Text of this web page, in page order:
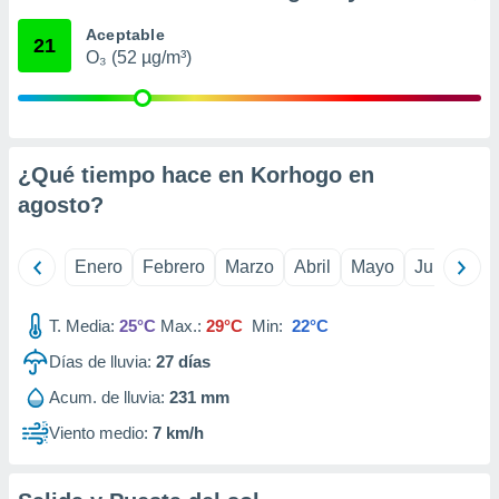
u
en
en
de
un
o acceder
datos
perfiles
21 Aceptable
O₃ (52 µg/m³)
¿Qué tiempo hace en Korhogo en
agosto?
Enero Febrero Marzo Abril Mayo Junio
T. Media: 25°C Max.: 29°C Min: 22°C
Días de lluvia: 27 días
Acum. de lluvia: 231 mm
Viento medio: 7 km/h